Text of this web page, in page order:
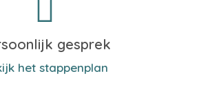
gesprek
het stappenplan